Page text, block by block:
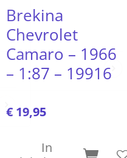
Brekina
Chevrolet
Camaro – 1966
– 1:87 – 19916
€ 19,95
In